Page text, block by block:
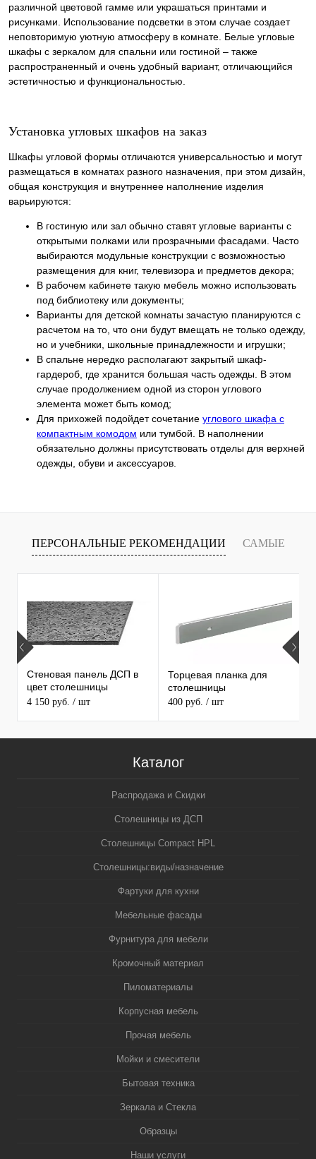
различной цветовой гамме или украшаться принтами и
рисунками. Использование подсветки в этом случае создает
неповторимую уютную атмосферу в комнате. Белые угловые
шкафы с зеркалом для спальни или гостиной – также
распространенный и очень удобный вариант, отличающийся
эстетичностью и функциональностью.
Установка угловых шкафов на заказ
Шкафы угловой формы отличаются универсальностью и могут
размещаться в комнатах разного назначения, при этом дизайн,
общая конструкция и внутреннее наполнение изделия
варьируются:
В гостиную или зал обычно ставят угловые варианты с
открытыми полками или прозрачными фасадами. Часто
выбираются модульные конструкции с возможностью
размещения для книг, телевизора и предметов декора;
В рабочем кабинете такую мебель можно использовать
под библиотеку или документы;
Варианты для детской комнаты зачастую планируются с
расчетом на то, что они будут вмещать не только одежду,
но и учебники, школьные принадлежности и игрушки;
В спальне нередко располагают закрытый шкаф-
гардероб, где хранится большая часть одежды. В этом
случае продолжением одной из сторон углового
элемента может быть комод;
Для прихожей подойдет сочетание углового шкафа с
компактным комодом или тумбой. В наполнении
обязательно должны присутствовать отделы для верхней
одежды, обуви и аксессуаров.
ПЕРСОНАЛЬНЫЕ РЕКОМЕНДАЦИИ САМЫЕ
ПРОДАВАЕМЫЕ ТОВАРЫ
Стеновая панель ДСП в
цвет столешницы
MAERSS
4 150 руб. / шт
Торцевая планка для
столешницы
400 руб. / шт
Каталог
Распродажа и Скидки
Столешницы из ДСП
Столешницы Compact HPL
Столешницы:виды/назначение
Фартуки для кухни
Мебельные фасады
Фурнитура для мебели
Кромочный материал
Пиломатериалы
Корпусная мебель
Прочая мебель
Мойки и смесители
Бытовая техника
Зеркала и Стекла
Образцы
Наши услуги